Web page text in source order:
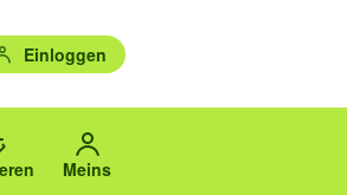
Einloggen
auswählen.
mit den Pfeiltasten nach oben/
Meins